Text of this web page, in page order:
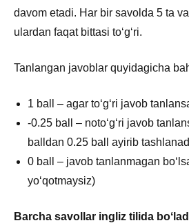
davom etadi. Har bir savolda 5 ta
ulardan faqat bittasi to‘g‘ri.
Tanlangan javoblar quyidagicha
1 ball – agar toʻgʻri javob
-0.25 ball – notoʻgʻri javob
balldan 0.25 ball ayirib
0 ball – javob tanlanmagan
yoʻqotmaysiz)
Barcha savollar ingliz tilida